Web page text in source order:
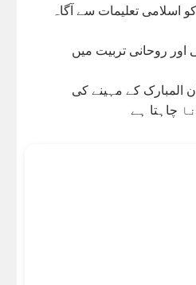
اسلامی تعلیمات سے آگاہ
روحانی تربیت میں
کے مہینے کی
چاہتا ہے